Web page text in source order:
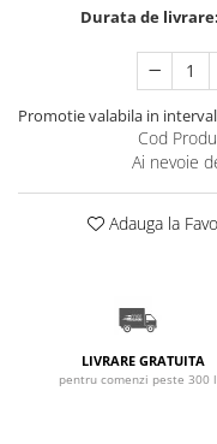
Durata de livrare:
Promotie valabila in
Cod
Ai nevoie
Adauga la
LIVRARE GRATUITA
pentru comenzi peste 300